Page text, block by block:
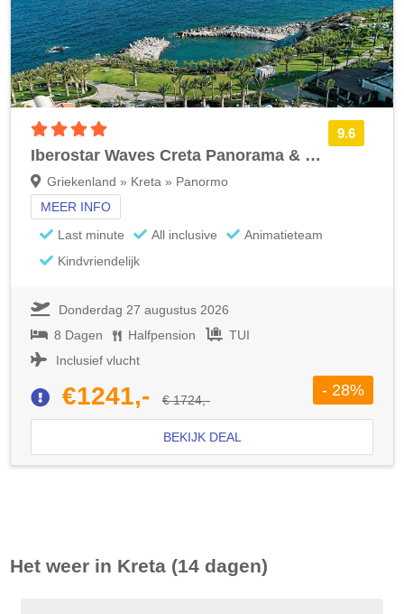
9.6
Iberostar Waves Creta Panorama & Mare
Griekenland » Kreta » Panormo
MEER INFO
Last minute
All inclusive
Animatieteam
Kindvriendelijk
Donderdag 27 augustus 2026
8 Dagen
Halfpension
TUI
Inclusief vlucht
€1241,- € 1724,-
- 28%
BEKIJK DEAL
Het weer in Kreta (14 dagen)